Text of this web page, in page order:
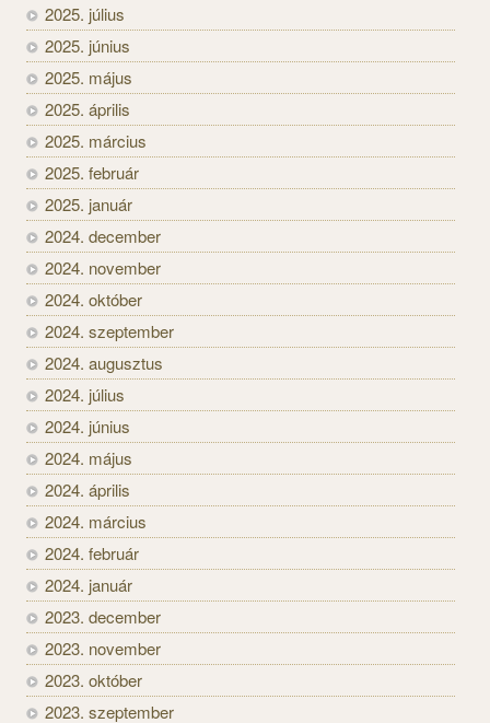
2025. július
2025. június
2025. május
2025. április
2025. március
2025. február
2025. január
2024. december
2024. november
2024. október
2024. szeptember
2024. augusztus
2024. július
2024. június
2024. május
2024. április
2024. március
2024. február
2024. január
2023. december
2023. november
2023. október
2023. szeptember